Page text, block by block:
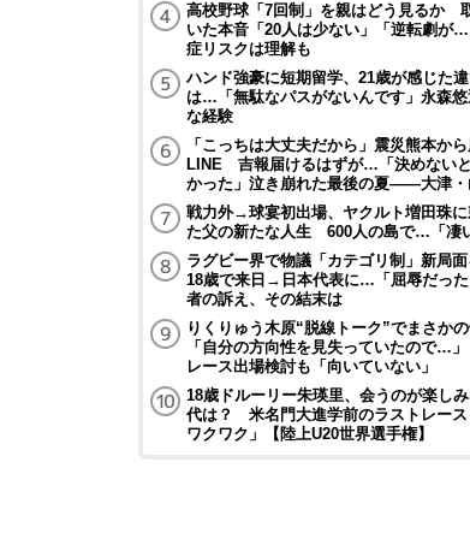
高校野球「7回制」を親はどう見るか
いた本音「20人は少ない」「逆転劇が
症リスクは理解も
ハンド強豪に短期留学、21歳が感じた違
は…「無駄なパスがないんです」永森
な経験
「こっちは大丈夫だから」震災熊本か
LINE 吉報届けるはずが…「決めない
かった」泣き崩れた最後の夏――大津・
戦力外→球宴初出場、ヤクルト増田珠に
た父の新たな人生 600人の島で…「凄
ラグビー界で物議「カテゴリ制」新局
18歳で来日→日本代表に…「屈辱だった
者の訴え、その結末は
りくりゅう木原“脱線トーク”でまさか
「自分の方向性を見失っていたので…
レース出場検討も「向いていない」
18歳ドルーリー朱瑛里、会うのが楽し
代は？ 米名門大進学前のラストレース
ワクワク」【陸上U20世界選手権】